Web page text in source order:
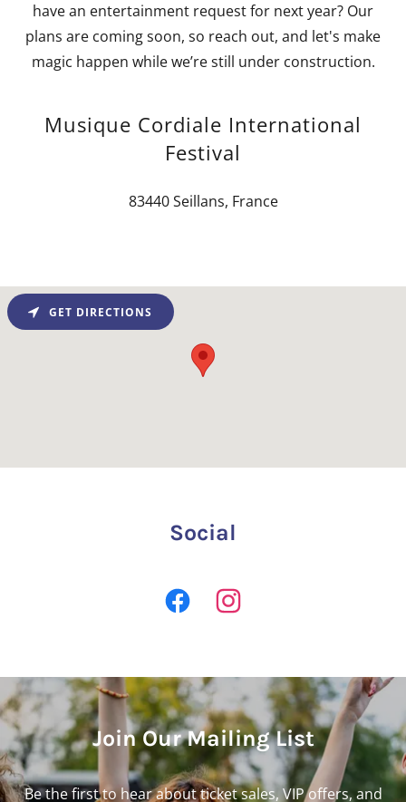
have an entertainment request for next year? Our
plans are coming soon, so reach out, and let's make
magic happen while we’re still under construction.
Musique Cordiale International
Festival
83440 Seillans, France
GET DIRECTIONS
Social
Join Our Mailing List
Be the first to hear about ticket sales, VIP offers, and